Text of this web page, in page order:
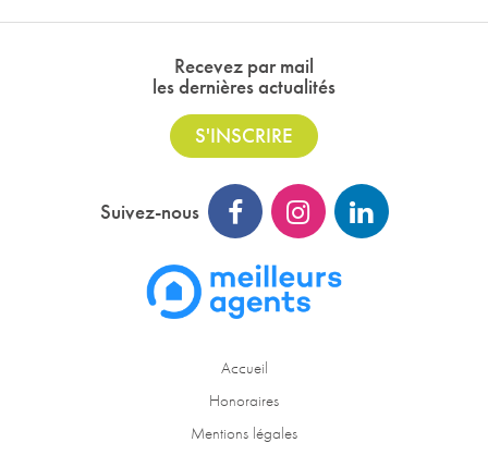
Recevez par mail
les dernières actualités
S'INSCRIRE
Suivez-nous
Accueil
Honoraires
Mentions légales